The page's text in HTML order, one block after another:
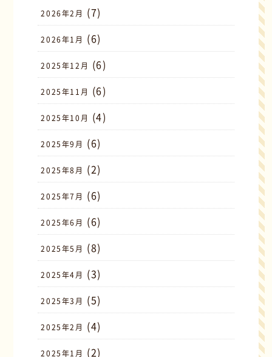
2026年2月 (7)
2026年1月 (6)
2025年12月 (6)
2025年11月 (6)
2025年10月 (4)
2025年9月 (6)
2025年8月 (2)
2025年7月 (6)
2025年6月 (6)
2025年5月 (8)
2025年4月 (3)
2025年3月 (5)
2025年2月 (4)
2025年1月 (2)